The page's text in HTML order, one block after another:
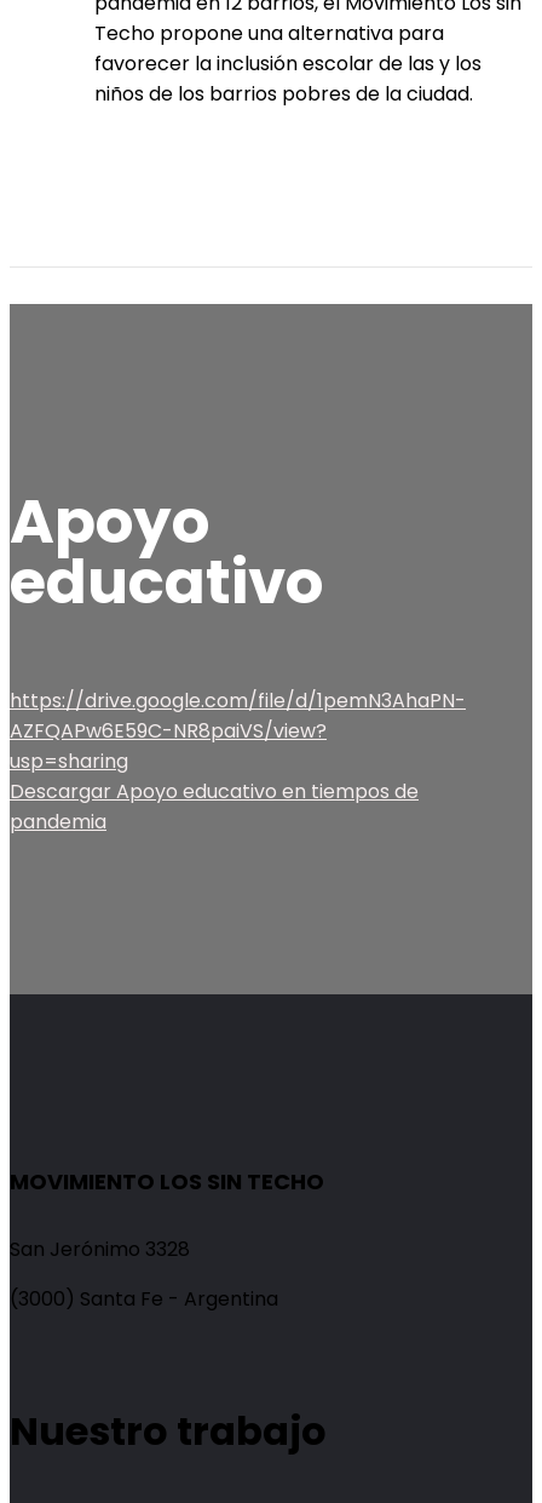
Techo propone una alternativa para
favorecer la inclusión escolar de las y los
niños de los barrios pobres de la ciudad.
Apoyo
educativo
https://drive.google.com/file/d/1pemN3AhaPN-
AZFQAPw6E59C-NR8paiVS/view?
usp=sharing
Descargar Apoyo educativo en tiempos de
pandemia
MOVIMIENTO LOS SIN TECHO
San Jerónimo 3328
(3000) Santa Fe - Argentina
Nuestro trabajo